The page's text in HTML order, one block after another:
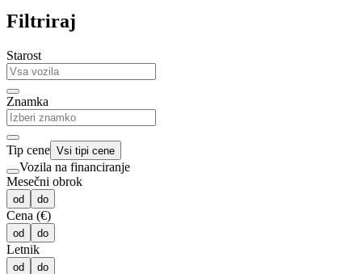
Filtriraj
Starost
Znamka
Tip cene Vsi tipi cene
Vozila na financiranje
Mesečni obrok
od do
Cena (€)
od do
Letnik
od do